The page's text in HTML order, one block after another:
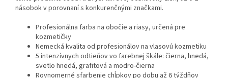
násobok v porovnaní s konkurenčnými značkami.
Profesionálna farba na obočie a riasy, určená pre
kozmetičky
Nemecká kvalita od profesionálov na vlasovú kozmetiku
5 intenzívnych odtieňov vo farebnej škále: čierna, hnedá,
svetlo hnedá, grafitová a modro-čierna
Rovnomerné sfarbenie chĺpkov po dobu až 6 týždňov